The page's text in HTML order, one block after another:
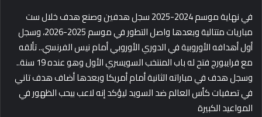
في نهاية موسم 2024-2025 سجل هدفين وصنع هدف خلال ست
مباريات متتالية وبعدها واصل التطور في موسم 2025-2026، وسجل
أول أهدافه الأوروبية في الدوري الأوروبي أمام نيس الفرنسي.. تألقه
مع فرايبورج فتح له باب المنتخب السويسري الأول وهو عنده 19 سنة..
وسجل هدف في مباراته الثانية أمام أمريكا وبعدها أضاف هدف تاني
في تصفيات كأس العالم ضد السويد ليؤكد إنه لاعب بيحب الظهور في
المواعيد الكبيرة